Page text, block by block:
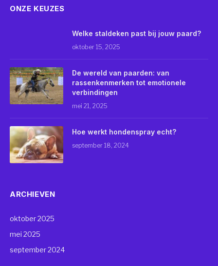
ONZE KEUZES
Welke staldeken past bij jouw paard?
oktober 15, 2025
De wereld van paarden: van
rassenkenmerken tot emotionele
verbindingen
mei 21, 2025
Hoe werkt hondenspray echt?
september 18, 2024
ARCHIEVEN
oktober 2025
mei 2025
september 2024